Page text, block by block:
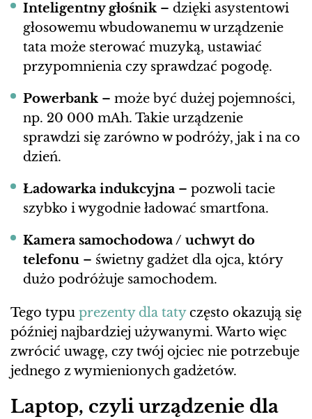
Inteligentny głośnik – dzięki asystentowi
głosowemu wbudowanemu w urządzenie
tata może sterować muzyką, ustawiać
przypomnienia czy sprawdzać pogodę.
Powerbank – może być dużej pojemności,
np. 20 000 mAh. Takie urządzenie
sprawdzi się zarówno w podróży, jak i na co
dzień.
Ładowarka indukcyjna – pozwoli tacie
szybko i wygodnie ładować smartfona.
Kamera samochodowa / uchwyt do
telefonu – świetny gadżet dla ojca, który
dużo podróżuje samochodem.
Tego typu prezenty dla tatyczęsto okazują się
później najbardziej używanymi. Warto więc
zwrócić uwagę, czy twój ojciec nie potrzebuje
jednego z wymienionych gadżetów.
Laptop, czyli urządzenie dla